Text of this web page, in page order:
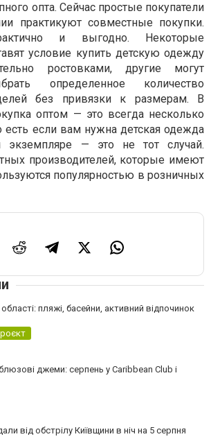
опта. Сейчас простые покупатели
практикуют совместные покупки.
и выгодно. Некоторые
условие купить детскую одежду
ростовками, другие могут
определенное количество
без привязки к размерам. В
оптом — это всегда несколько
есть если вам нужна детская одежда
— это не тот случай.
производителей, которые имеют
популярностью в розничных
пляжі, басейни, активний відпочинок
джеми: серпень у Caribbean Club і
від обстрілу Київщини в ніч на 5 серпня